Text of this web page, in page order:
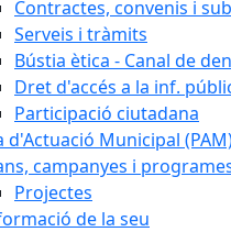
Contractes, convenis i
Serveis i tràmits
Bústia ètica - Canal de
Dret d'accés a la inf.
Participació ciutadana
d'Actuació Municipal
campanyes i
Projectes
de la seu